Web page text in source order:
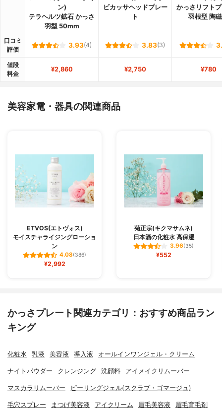
ン)
テラヘルツ鉱石 かっさ
羽型 50mm
ビカッサヘッドプレー
ト
かっさリフト
羽根型 陶
口コミ
評価
3.93(4) 3.83(3)
値段
料金
¥2,860 ¥2,750 ¥780
美容家電・器具の関連商品
ETVOS(エトヴォス)
モイスチャライジングローショ
ン
4.08(386)
¥2,992
菊正宗(キクマサムネ)
日本酒の化粧水 高保湿
3.96(35)
¥552
かっさプレート関連カテゴリ：おすすめ商品ラン
キング
化粧水 乳液 美容液 導入液 オールインワンジェル・クリーム
ナイトパウダー クレンジング 洗顔料 アイメイクリムーバー
マスカラリムーバー ピーリングジェル(スクラブ・ゴマージュ)
毛穴スプレー まつげ美容液 アイクリーム 眉毛美容液 眉毛育毛剤